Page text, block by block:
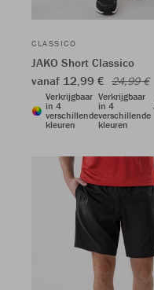
CLASSICO
JAKO Short Classico
vanaf 12,99 € 24,99 €
Verkrijgbaar
in 4
verschillende
kleuren
Verkrijgbaar
in 4
verschillende
kleuren